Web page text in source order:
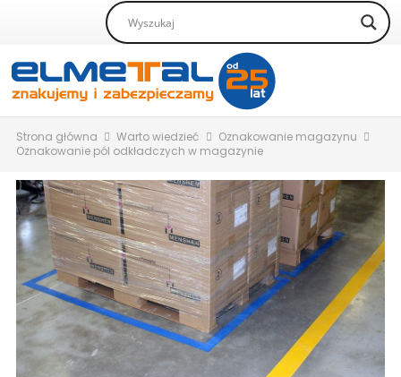
Strona główna Warto wiedzieć
Oznakowanie magazynu
Oznakowanie pól odkładczych w magazynie